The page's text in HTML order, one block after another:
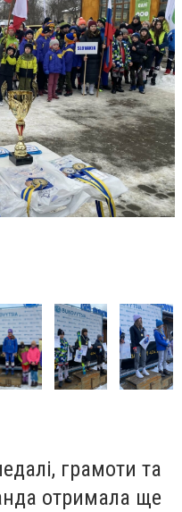
грамоти та
отримала ще